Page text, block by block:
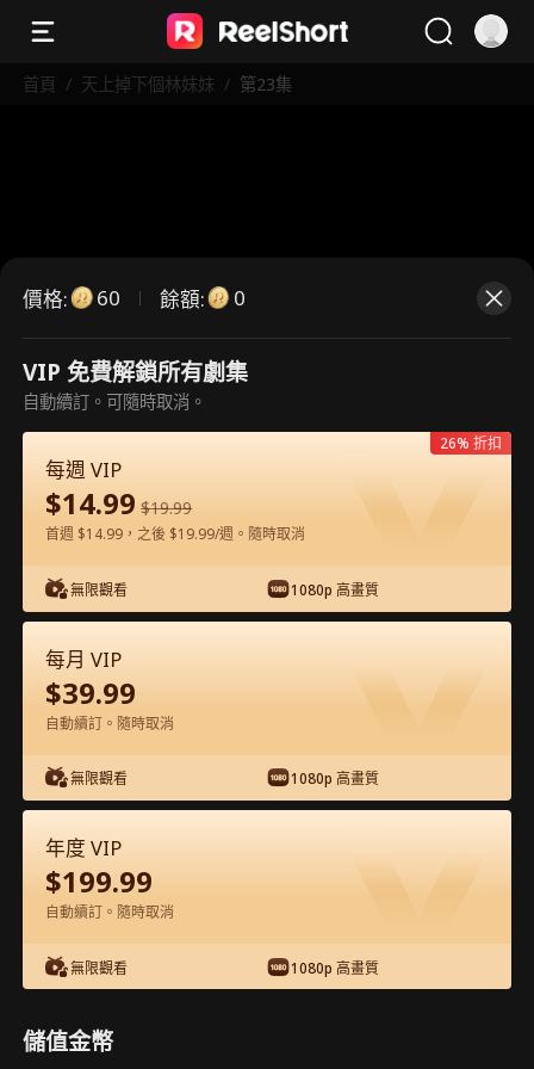
首頁 / 天上掉下個林妹妹 / 第23集
這是付費劇集。請解鎖後觀看。
第23集 - 天上掉下個林妹妹 完整影片
1-50 51-81
價格: 60 餘額: 0
VIP 免費解鎖所有劇集
自動續訂。可隨時取消。
每週 VIP
$14.99 $19.99
首週 $14.99，之後 $19.99/週。隨時取消
無限觀看 1080p 高畫質
26% 折扣
每月 VIP
$39.99
自動續訂。隨時取消
無限觀看 1080p 高畫質
年度 VIP
$199.99
自動續訂。隨時取消
無限觀看 1080p 高畫質
儲值金幣